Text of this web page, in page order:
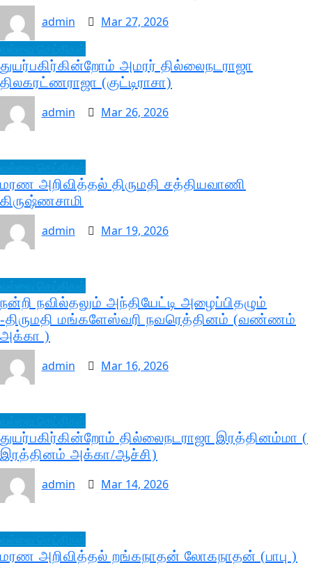
admin
Mar 27, 2026
துயர்பகிர்கின்றோம் அமரர் தில்லைநடராஜா
திலகரட்ணராஜா (குட்டிராசா)
admin
Mar 26, 2026
மரண அறிவித்தல் திருமதி சத்தியவாணி
கிருஷ்ணசாமி
admin
Mar 19, 2026
நன்றி நவில்தலும் அந்தியேட்டி அழைப்பிதழும்
-திருமதி மங்களேஸ்வரி நவரெத்தினம் (வண்ணம்
அக்கா )
admin
Mar 16, 2026
துயர்பகிர்கின்றோம் தில்லைநடராஜா இரத்தினம்மா (
இரத்தினம் அக்கா/ஆச்சி)
admin
Mar 14, 2026
மரண அறிவித்தல் றங்கநாதன் லோகநாதன் (பாபு )